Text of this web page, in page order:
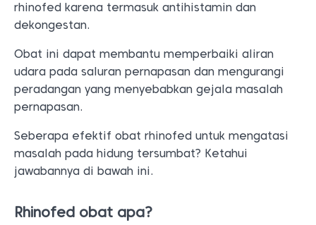
rhinofed karena termasuk antihistamin dan
dekongestan.
Obat ini dapat membantu memperbaiki aliran
udara pada saluran pernapasan dan mengurangi
peradangan yang menyebabkan gejala masalah
pernapasan.
Seberapa efektif obat rhinofed untuk mengatasi
masalah pada hidung tersumbat? Ketahui
jawabannya di bawah ini.
Rhinofed obat apa?